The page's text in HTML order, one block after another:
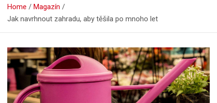
Home
Magazín
Jak navrhnout zahradu, aby těšila po mnoho let